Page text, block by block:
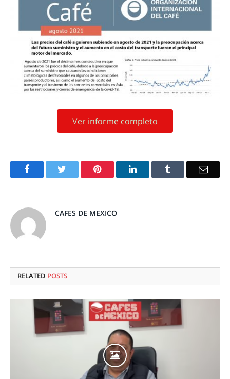
Ver informe completo
Facebook Pinterest LinkedIn Email
CAFES DE MEXICO
RELATED POSTS